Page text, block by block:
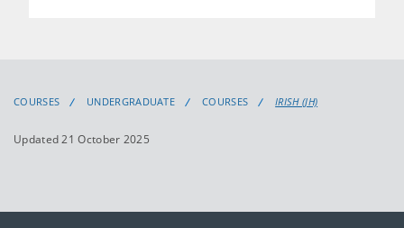
COURSES UNDERGRADUATE COURSES IRISH (JH)
Updated 21 October 2025